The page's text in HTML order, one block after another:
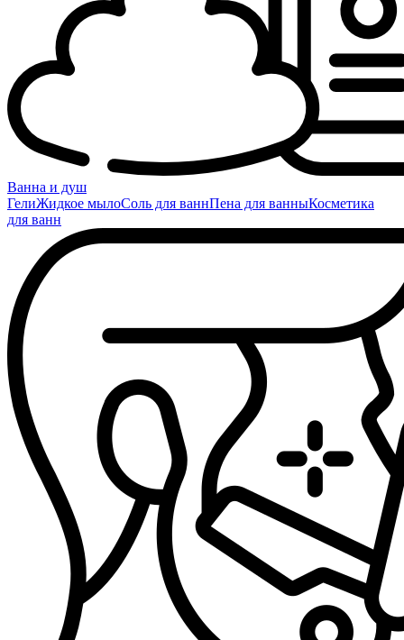
Ванна и душ
ГелиЖидкое мылоСоль для ваннПена для ванныКосметика
для ванн